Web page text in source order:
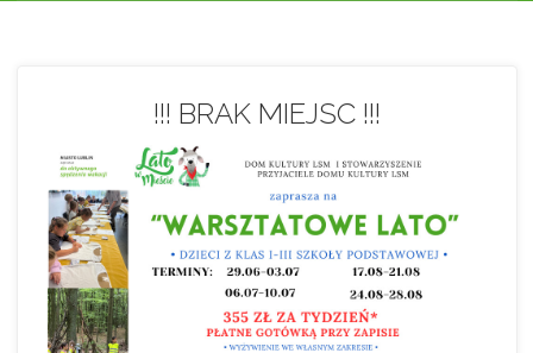
!!! BRAK MIEJSC !!!